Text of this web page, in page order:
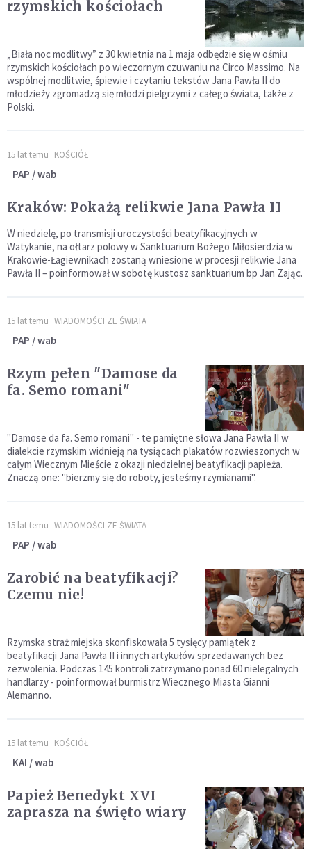
rzymskich kościołach
„Biała noc modlitwy” z 30 kwietnia na 1 maja odbędzie się w ośmiu
rzymskich kościołach po wieczornym czuwaniu na Circo Massimo. Na
wspólnej modlitwie, śpiewie i czytaniu tekstów Jana Pawła II do
młodzieży zgromadzą się młodzi pielgrzymi z całego świata, także z
Polski.
15 lat temu KOŚCIÓŁ
PAP / wab
Kraków: Pokażą relikwie Jana Pawła II
W niedzielę, po transmisji uroczystości beatyfikacyjnych w
Watykanie, na ołtarz polowy w Sanktuarium Bożego Miłosierdzia w
Krakowie-Łagiewnikach zostaną wniesione w procesji relikwie Jana
Pawła II – poinformował w sobotę kustosz sanktuarium bp Jan Zając.
15 lat temu WIADOMOŚCI ZE ŚWIATA
PAP / wab
Rzym pełen "Damose da
fa. Semo romani"
"Damose da fa. Semo romani" - te pamiętne słowa Jana Pawła II w
dialekcie rzymskim widnieją na tysiącach plakatów rozwieszonych w
całym Wiecznym Mieście z okazji niedzielnej beatyfikacji papieża.
Znaczą one: "bierzmy się do roboty, jesteśmy rzymianami".
15 lat temu WIADOMOŚCI ZE ŚWIATA
PAP / wab
Zarobić na beatyfikacji?
Czemu nie!
Rzymska straż miejska skonfiskowała 5 tysięcy pamiątek z
beatyfikacji Jana Pawła II i innych artykułów sprzedawanych bez
zezwolenia. Podczas 145 kontroli zatrzymano ponad 60 nielegalnych
handlarzy - poinformował burmistrz Wiecznego Miasta Gianni
Alemanno.
15 lat temu KOŚCIÓŁ
KAI / wab
Papież Benedykt XVI
zaprasza na święto wiary